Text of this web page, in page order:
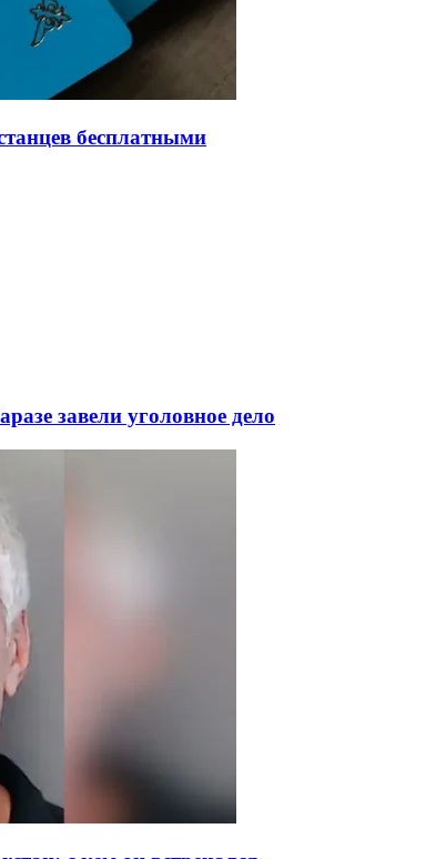
бесплатными
завели уголовное дело